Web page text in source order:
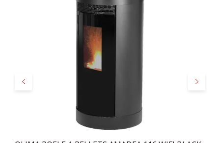
Précédent Suivant